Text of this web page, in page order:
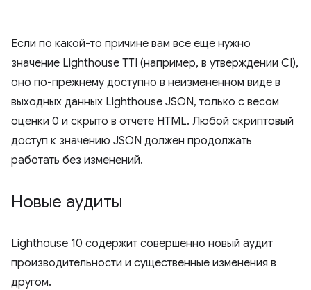
Если по какой-то причине вам все еще нужно
значение Lighthouse TTI (например, в утверждении CI),
оно по-прежнему доступно в неизмененном виде в
выходных данных Lighthouse JSON, только с весом
оценки 0 и скрыто в отчете HTML. Любой скриптовый
доступ к значению JSON должен продолжать
работать без изменений.
Новые аудиты
Lighthouse 10 содержит совершенно новый аудит
производительности и существенные изменения в
другом.